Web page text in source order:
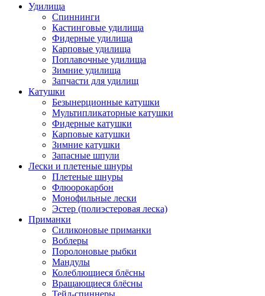
Удилища
Спиннинги
Кастинговые удилища
Фидерные удилища
Карповые удилища
Поплавочные удилища
Зимние удилища
Запчасти для удилищ
Катушки
Безынерционные катушки
Мультипликаторные катушки
Фидерные катушки
Карповые катушки
Зимние катушки
Запасные шпули
Лески и плетеные шнуры
Плетеные шнуры
Флюорокарбон
Монофильные лески
Эстер (полиэстеровая леска)
Приманки
Силиконовые приманки
Воблеры
Поролоновые рыбки
Мандулы
Колеблющиеся блёсны
Вращающиеся блёсны
Тейл-спиннеры